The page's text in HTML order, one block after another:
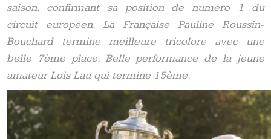
saison, confirmant sa position de numéro 1 du
circuit européen. La Française Pauline Roussin-
Bouchard termine meilleure tricolore avec une
belle 7ème place. Belle performance de la jeune
amateur Lois Lau qui termine 15ème.